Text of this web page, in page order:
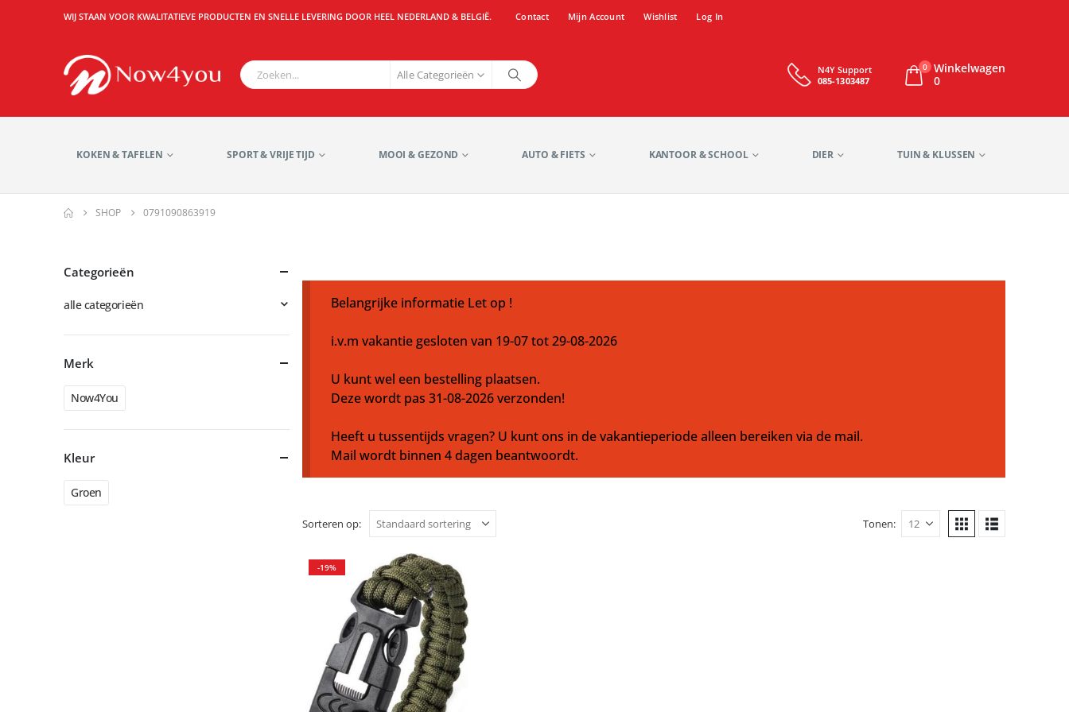
WIJ STAAN VOOR KWALITATIEVE PRODUCTEN EN SNELLE LEVERING DOOR HEEL NEDERLAND & BELGIË. Contact Mijn Account Wishlist Log In
Alle Categorieën
N4Y Support
085-1303487
0 Winkelwagen
0
KOKEN & TAFELEN SPORT & VRIJE TIJD MOOI & GEZOND AUTO & FIETS KANTOOR & SCHOOL DIER TUIN & KLUSSEN
SHOP 0791090863919
Belangrijke informatie Let op !
i.v.m vakantie gesloten van 19-07 tot 29-08-2026
U kunt wel een bestelling plaatsen.
Deze wordt pas 31-08-2026 verzonden!
Heeft u tussentijds vragen? U kunt ons in de vakantieperiode alleen bereiken via de mail.
Mail wordt binnen 4 dagen beantwoordt.
Sorteren op: Tonen:
-19%
Categorieën
alle categorieën
Merk
Now4You
Kleur
Groen